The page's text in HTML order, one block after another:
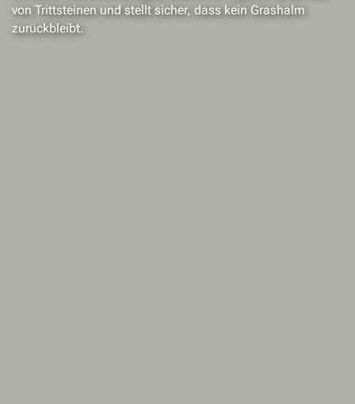
von Trittsteinen und stellt sicher, dass kein Grashalm
zurückbleibt.